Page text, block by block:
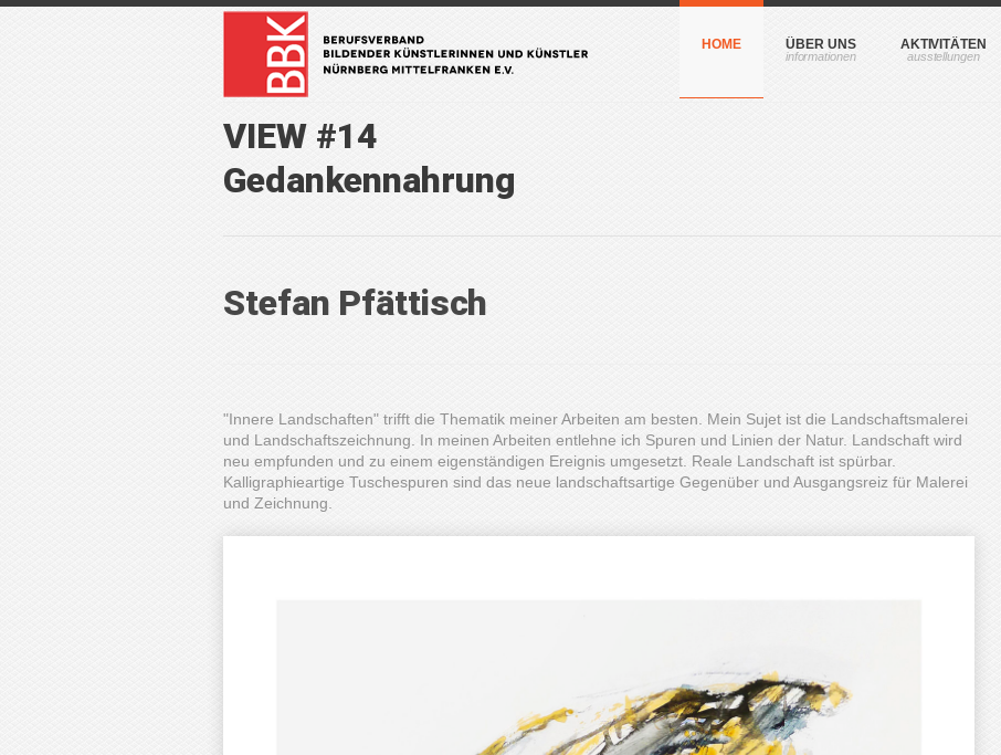
HOME ÜBER UNS AKTIVITÄTEN
VIEW #14
Gedankennahrung
Stefan Pfättisch
"Innere Landschaften" trifft die Thematik meiner Arbeiten am besten. Mein Sujet ist die Landschaftsmalerei
und Landschaftszeichnung. In meinen Arbeiten entlehne ich Spuren und Linien der Natur. Landschaft wird
neu empfunden und zu einem eigenständigen Ereignis umgesetzt. Reale Landschaft ist spürbar.
Kalligraphieartige Tuschespuren sind das neue landschaftsartige Gegenüber und Ausgangsreiz für Malerei
und Zeichnung.